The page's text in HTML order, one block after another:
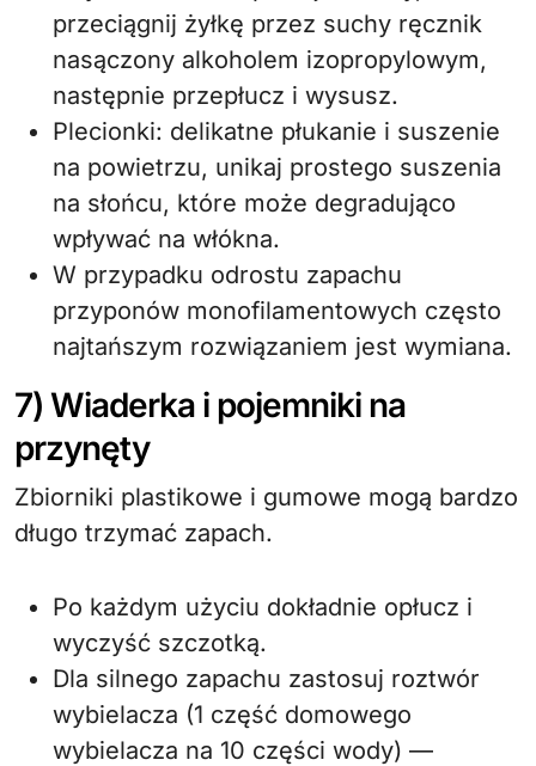
przeciągnij żyłkę przez suchy ręcznik
nasączony alkoholem izopropylowym,
następnie przepłucz i wysusz.
Plecionki: delikatne płukanie i suszenie
na powietrzu, unikaj prostego suszenia
na słońcu, które może degradująco
wpływać na włókna.
W przypadku odrostu zapachu
przyponów monofilamentowych często
najtańszym rozwiązaniem jest wymiana.
7) Wiaderka i pojemniki na
przynęty
Zbiorniki plastikowe i gumowe mogą bardzo
długo trzymać zapach.
Po każdym użyciu dokładnie opłucz i
wyczyść szczotką.
Dla silnego zapachu zastosuj roztwór
wybielacza (1 część domowego
wybielacza na 10 części wody) —